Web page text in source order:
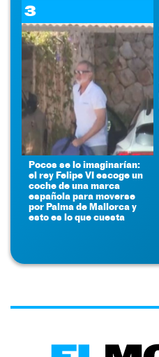
3
Pocos se lo imaginarían:
el rey Felipe VI escoge un
coche de una marca
española para moverse
por Palma de Mallorca y
esto es lo que cuesta